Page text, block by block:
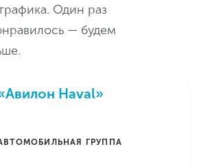
Один раз
— будем
Haval»
ГРУППА